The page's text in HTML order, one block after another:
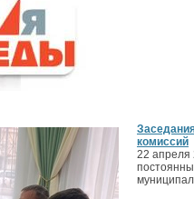
комиссий
22 апреля